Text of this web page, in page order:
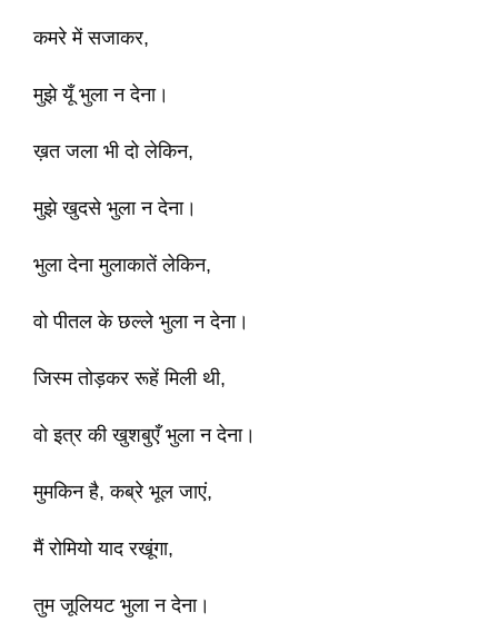
कमरे में सजाकर,
मुझे यूँ भुला न देना।
ख़त जला भी दो लेकिन,
मुझे खुदसे भुला न देना।
भुला देना मुलाकातें लेकिन,
वो पीतल के छल्ले भुला न देना।
जिस्म तोड़कर रूहें मिली थी,
वो इत्र की खुशबुएँ भुला न देना।
मुमकिन है, कब्रे भूल जाएं,
मैं रोमियो याद रखूंगा,
तुम जूलियट भुला न देना।